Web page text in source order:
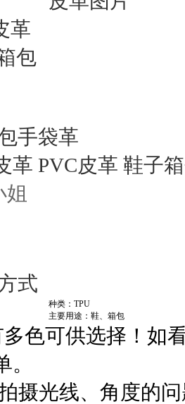
手袋革
革 PVC皮革 鞋子
姐
式
种类：TPU
主要用途：鞋、箱包
多色可供选择！如
摄光线、角度的